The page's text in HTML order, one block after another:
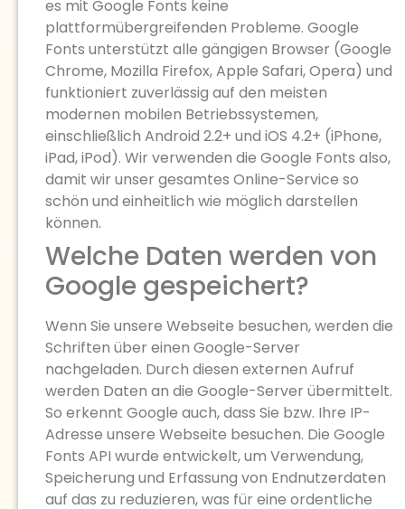
es mit Google Fonts keine
plattformübergreifenden Probleme. Google
Fonts unterstützt alle gängigen Browser (Google
Chrome, Mozilla Firefox, Apple Safari, Opera) und
funktioniert zuverlässig auf den meisten
modernen mobilen Betriebssystemen,
einschließlich Android 2.2+ und iOS 4.2+ (iPhone,
iPad, iPod). Wir verwenden die Google Fonts also,
damit wir unser gesamtes Online-Service so
schön und einheitlich wie möglich darstellen
können.
Welche Daten werden von
Google gespeichert?
Wenn Sie unsere Webseite besuchen, werden die
Schriften über einen Google-Server
nachgeladen. Durch diesen externen Aufruf
werden Daten an die Google-Server übermittelt.
So erkennt Google auch, dass Sie bzw. Ihre IP-
Adresse unsere Webseite besuchen. Die Google
Fonts API wurde entwickelt, um Verwendung,
Speicherung und Erfassung von Endnutzerdaten
auf das zu reduzieren, was für eine ordentliche